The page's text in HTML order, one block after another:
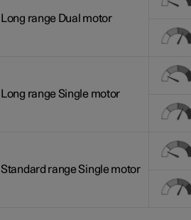
Long range Dual motor
Long range Single motor
Standard range Single motor